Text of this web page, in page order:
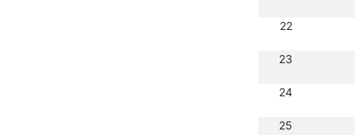
22
23
24
25